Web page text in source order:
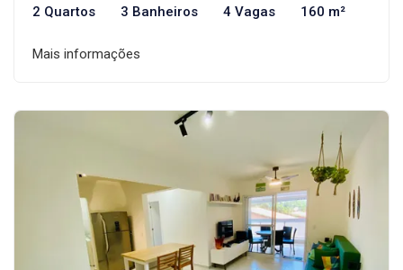
2 Quartos 3 Banheiros 4 Vagas 160 m²
Mais informações